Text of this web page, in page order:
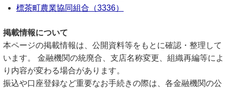
標茶町農業協同組合（3336）
掲載情報について
本ページの掲載情報は、公開資料等をもとに確認・整理して
います。 金融機関の統廃合、支店名称変更、組織再編等によ
り内容が変わる場合があります。
振込や口座登録など重要なお手続きの際は、各金融機関の公